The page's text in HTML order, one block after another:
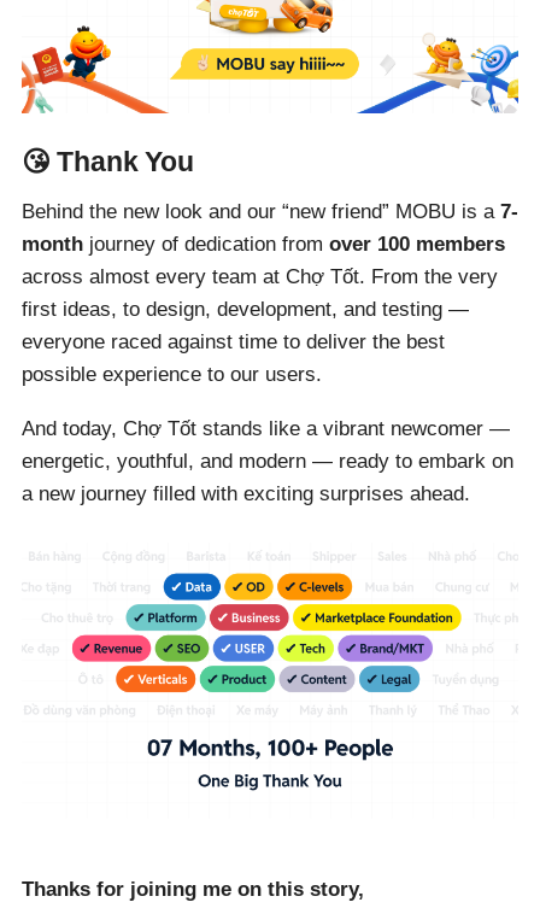
😘 Thank You
Behind the new look and our “new friend” MOBU is a 7-
monthjourney of dedication from over 100 members
across almost every team at Chợ Tốt. From the very
first ideas, to design, development, and testing —
everyone raced against time to deliver the best
possible experience to our users.
And today, Chợ Tốt stands like a vibrant newcomer —
energetic, youthful, and modern — ready to embark on
a new journey filled with exciting surprises ahead.
Thanks for joining me on this story,